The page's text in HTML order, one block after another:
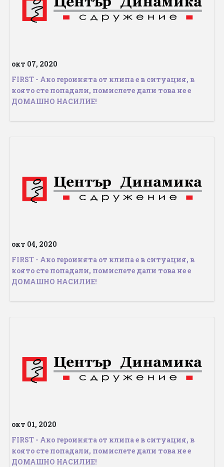
окт 07, 2020
FIRST - Ако героинята от клипа е в ситуация, в
която сте попадали, помислете дали това не е
ДОМАШНО НАСИЛИЕ!
окт 04, 2020
FIRST - Ако героинята от клипа е в ситуация, в
която сте попадали, помислете дали това не е
ДОМАШНО НАСИЛИЕ!
окт 01, 2020
FIRST - Ако героинята от клипа е в ситуация, в
която сте попадали, помислете дали това не е
ДОМАШНО НАСИЛИЕ!